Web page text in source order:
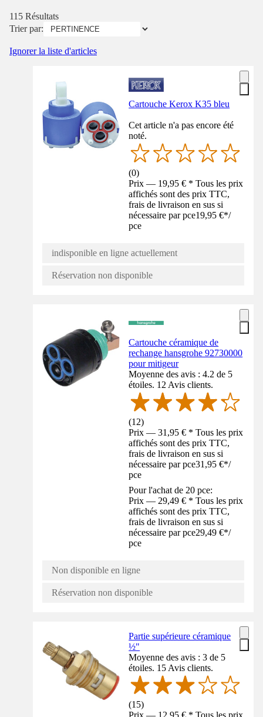
115 Résultats
Trier par:
Ignorer la liste d'articles
Cartouche Kerox K35 bleu
Cet article n'a pas encore été
noté.
(0)
Prix — 19,95 € * Tous les prix
affichés sont des prix TTC,
frais de livraison en sus si
nécessaire par pce19,95 €*/
pce
indisponible en ligne actuellement
Réservation non disponible
Cartouche céramique de
rechange hansgrohe 92730000
pour mitigeur
Moyenne des avis : 4.2 de 5
étoiles. 12 Avis clients.
(12)
Prix — 31,95 € * Tous les prix
affichés sont des prix TTC,
frais de livraison en sus si
nécessaire par pce31,95 €*/
pce
Pour l'achat de 20 pce:
Prix — 29,49 € * Tous les prix
affichés sont des prix TTC,
frais de livraison en sus si
nécessaire par pce29,49 €*/
pce
Non disponible en ligne
Réservation non disponible
Partie supérieure céramique
½"
Moyenne des avis : 3 de 5
étoiles. 15 Avis clients.
(15)